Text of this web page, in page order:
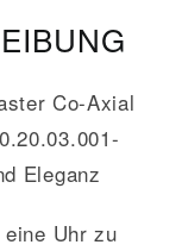
Co-Axial
Eleganz
Uhr zu